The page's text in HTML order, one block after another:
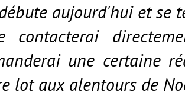
aujourd'hui et se
contacterai
une certaine
lot aux alentours de